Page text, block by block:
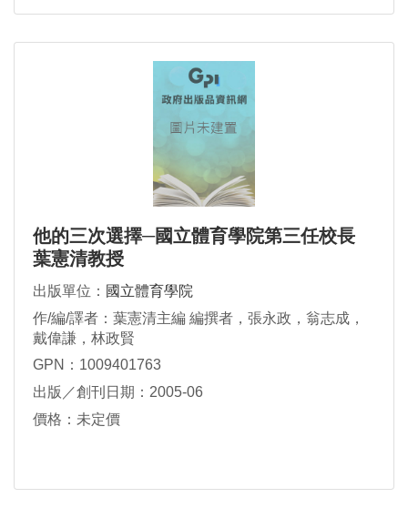
他的三次選擇─國立體育學院第三任校長
葉憲清教授
出版單位： 國立體育學院
作/編/譯者：葉憲清主編 編撰者，張永政，翁志成，
戴偉謙，林政賢
GPN：1009401763
出版／創刊日期：2005-06
價格：未定價